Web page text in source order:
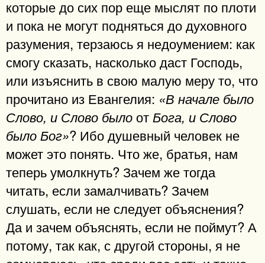
которые до сих пор еще мыслят по плоти
и пока не могут подняться до духовного
разумения, терзаюсь я недоумением: как
смогу сказать, насколько даст Господь,
или изъяснить в свою малую меру то, что
прочитано из Евангелия: «В начале было
Слово, и Слово было отБога, и Слово
было Бог»? Ибо душевный человек не
может это понять. Что же, братья, нам
теперь умолкнуть? Зачем же тогда
читать, если замалчивать? Зачем
слушать, если не следует объяснения?
Да и зачем объяснять, если не поймут? А
потому, так как, с другой стороны, я не